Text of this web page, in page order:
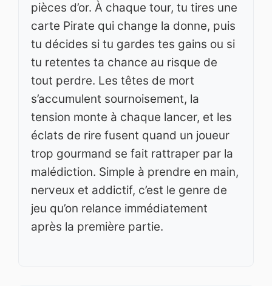
pièces d’or. À chaque tour, tu tires une
carte Pirate qui change la donne, puis
tu décides si tu gardes tes gains ou si
tu retentes ta chance au risque de
tout perdre. Les têtes de mort
s’accumulent sournoisement, la
tension monte à chaque lancer, et les
éclats de rire fusent quand un joueur
trop gourmand se fait rattraper par la
malédiction. Simple à prendre en main,
nerveux et addictif, c’est le genre de
jeu qu’on relance immédiatement
après la première partie.